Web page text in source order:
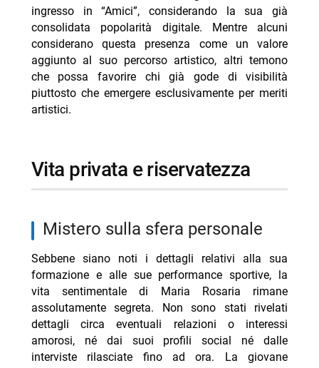
ingresso in “Amici”, considerando la sua già
consolidata popolarità digitale. Mentre alcuni
considerano questa presenza come un valore
aggiunto al suo percorso artistico, altri temono
che possa favorire chi già gode di visibilità
piuttosto che emergere esclusivamente per meriti
artistici.
vita privata e riservatezza
mistero sulla sfera personale
Sebbene siano noti i dettagli relativi alla sua
formazione e alle sue performance sportive, la
vita sentimentale di Maria Rosaria rimane
assolutamente segreta. Non sono stati rivelati
dettagli circa eventuali relazioni o interessi
amorosi, né dai suoi profili social né dalle
interviste rilasciate fino ad ora. La giovane